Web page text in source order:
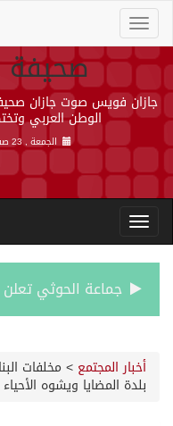
صحيفة
جازان فويس صوت جازان
الوطن العربي
الجمعة , 23 صفر 1448 هـ ,
أخبار المجتمع > مخلفات
بلدة المضايا ويشوه الأحياء